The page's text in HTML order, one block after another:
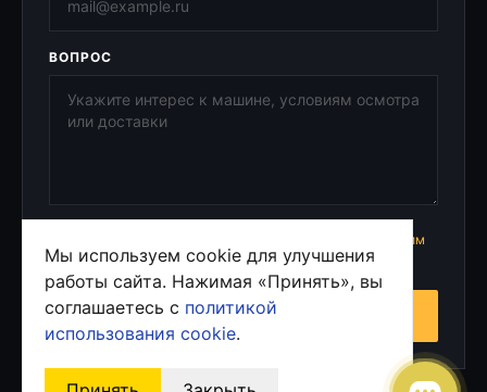
ВОПРОС
пользовательским
соглашением и политикой конфиденциальности.
ОТПРАВИТЬ ЗАЯВКУ
Мы используем cookie для улучшения
работы сайта. Нажимая «Принять», вы
соглашаетесь с политикой
использования cookie.